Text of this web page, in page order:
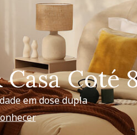
Coté
em dose dupla